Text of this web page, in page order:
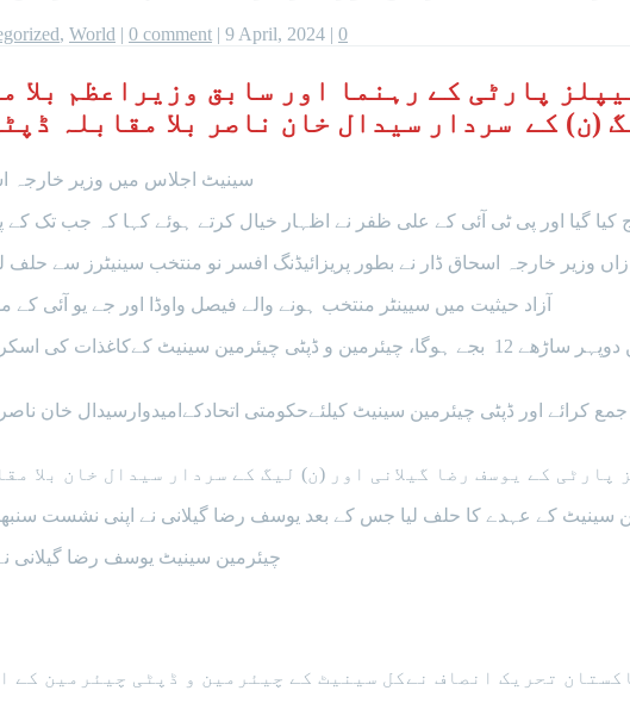
, World | 0 comment | 9 April, 2024 | 0
پارٹی کے رہنما اور سابق وزیراعظم بلا
(ن) کے سردار سیدال خان ناصر بلا مقابلہ
سینیٹ اجلاس میں وزیر خارجہ
گیا اور پی ٹی آئی کے علی ظفر نے اظہار خیال کرتے ہوئے کہا کہ جب تک کے
وزیر خارجہ اسحاق ڈار نے بطور پریزائیڈنگ افسر نو منتخب سینیٹرز سے
آزاد حیثیت میں سیینٹر منتخب ہونے والے فیصل واوڈا اور جے یو آئی کے
کرائے اور ڈپٹی چیئرمین سینیٹ کیلئےحکومتی اتحادکےامیدوارسیدال خان
پارٹی کے یوسف رضا گیلانی اور (ن) لیگ کے سردار سیدال خان بلا
سینیٹ کے عہدے کا حلف لیا جس کے بعد یوسف رضا گیلانی نے اپنی نشست
چیئرمین سینیٹ یوسف رضا گیلانی
تحریک انصاف نےکل سینیٹ کے چیئرمین و ڈپٹی چیئرمین کے